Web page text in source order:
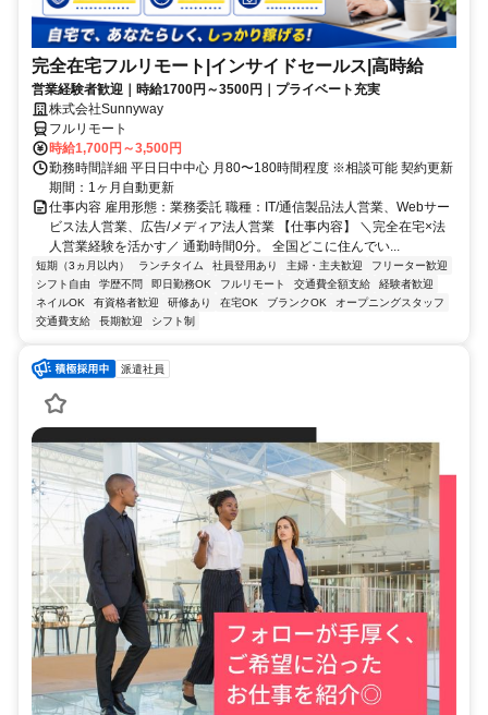
完全在宅フルリモート|インサイドセールス|高時給
営業経験者歓迎｜時給1700円～3500円｜プライベート充実
株式会社Sunnyway
フルリモート
時給1,700円～3,500円
勤務時間詳細 平日日中中心 月80〜180時間程度 ※相談可能 契約更新
期間：1ヶ月自動更新
仕事内容 雇用形態：業務委託 職種：IT/通信製品法人営業、Webサー
ビス法人営業、広告/メディア法人営業 【仕事内容】 ＼完全在宅×法
人営業経験を活かす／ 通勤時間0分。 全国どこに住んでい...
短期（3ヵ月以内） ランチタイム 社員登用あり 主婦・主夫歓迎
フリーター歓迎
シフト自由
学歴不問 即日勤務OK フルリモート 交通費全額支給
経験者歓迎
ネイルOK
有資格者歓迎 研修あり 在宅OK ブランクOK
オープニングスタッフ
交通費支給
長期歓迎 シフト制
派遣社員